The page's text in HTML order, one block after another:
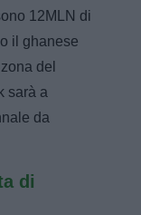
12MLN di
il ghanese
del
sarà a
da
di